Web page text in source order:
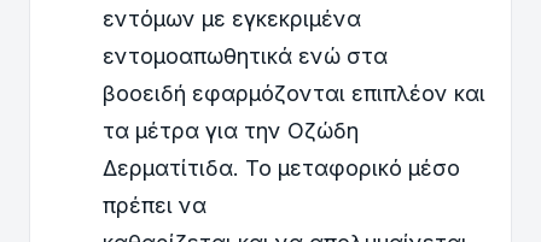
εντόμων με εγκεκριμένα
εντομοαπωθητικά ενώ στα
βοοειδή εφαρμόζονται επιπλέον και
τα μέτρα για την Οζώδη
Δερματίτιδα. Το μεταφορικό μέσο
πρέπει να